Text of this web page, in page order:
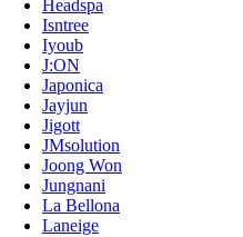
Headspa
Isntree
Iyoub
J:ON
Japonica
Jayjun
Jigott
JMsolution
Joong Won
Jungnani
La Bellona
Laneige